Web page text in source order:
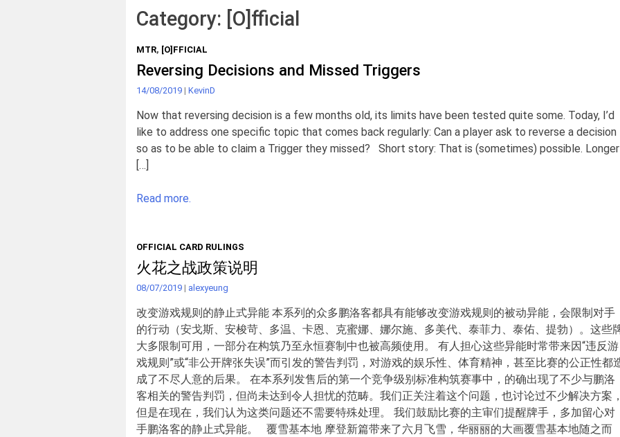
Category: [O]fficial
MTR, [O]FFICIAL
Reversing Decisions and Missed Triggers
14/08/2019 | KevinD
Now that reversing decision is a few months old, its limits have been tested quite some. Today, I’d
like to address one specific topic that comes back regularly: Can a player ask to reverse a decision
so as to be able to claim a Trigger they missed? Short story: That is (sometimes) possible. Longer
[…]
Read more.
OFFICIAL CARD RULINGS
火花之战政策说明
08/07/2019 | alexyeung
改变游戏规则的静止式异能 本系列的众多鹏洛客都具有能够改变游戏规则的被动异能，会限制对手
的行动（安戈斯、安梭苛、多温、卡恩、克蜜娜、娜尔施、多美代、泰菲力、泰佑、提勃）。这些
大多限制可用，一部分在构筑乃至永恒赛制中也被高频使用。 有人担心这些异能时常带来因“违反游
戏规则”或“非公开牌张失误”而引发的警告判罚，对游戏的娱乐性、体育精神，甚至比赛的公正性都
成了不尽人意的后果。 在本系列发售后的第一个竞争级别标准构筑赛事中，的确出现了不少与鹏洛
客相关的警告判罚，但尚未达到令人担忧的范畴。我们正关注着这个问题，也讨论过不少解决方案
但是在现在，我们认为这类问题还不需要特殊处理。 我们鼓励比赛的主审们提醒牌手，多加留心对
手鹏洛客的静止式异能。 覆雪基本地 摩登新篇带来了六月飞雪，华丽丽的大画覆雪基本地随之而